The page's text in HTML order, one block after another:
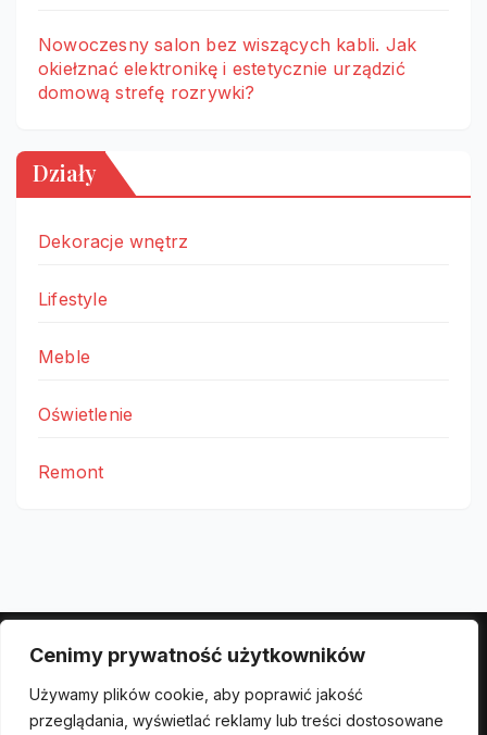
Cenimy prywatność użytkowników
Używamy plików cookie, aby poprawić jakość
przeglądania, wyświetlać reklamy lub treści dostosowane
Nowoczesny salon bez wiszących kabli. Jak
okiełznać elektronikę i estetycznie urządzić
domową strefę rozrywki?
Działy
Dekoracje wnętrz
Lifestyle
Meble
Oświetlenie
Remont
Polityka prywatności